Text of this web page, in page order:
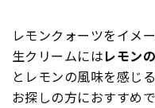
レモンクォーツをイメ
生クリームにはレモン
とレモンの風味を感じ
お探しの方におすすめで